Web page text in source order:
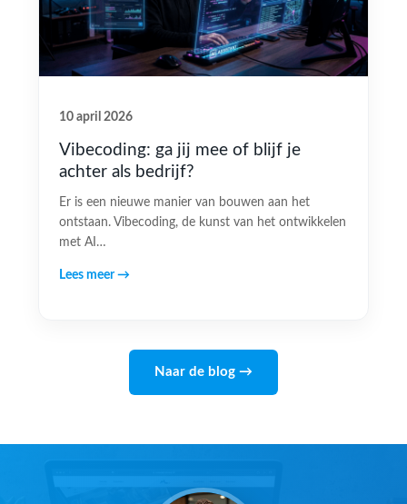
10 april 2026
Vibecoding: ga jij mee of blijf je
achter als bedrijf?
Er is een nieuwe manier van bouwen aan het
ontstaan. Vibecoding, de kunst van het ontwikkelen
met AI…
Lees meer →
Naar de blog →